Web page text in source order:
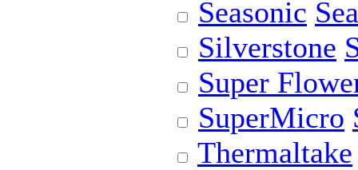
Seasonic
Silverstone
Super
SuperMicro
Thermaltake